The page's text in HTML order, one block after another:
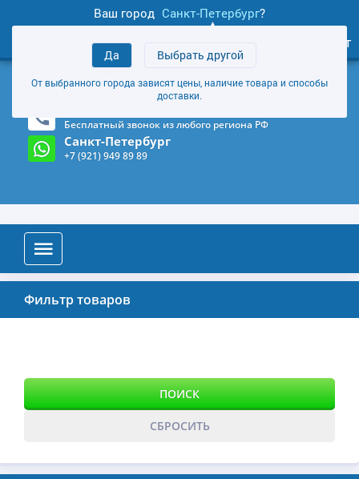
Ваш город Санкт-Петербург?
Да Выбрать другой
От выбранного города зависят цены, наличие товара и способы
доставки.
товаров
Личный кабинет
+7 (921) 949 89 89
Магазин и склад в Санкт-Петербурге (Карта)
Бесплатный звонок из любого региона РФ
Санкт-Петербург
+7 (921) 949 89 89
Фильтр товаров
ПОИСК
СБРОСИТЬ